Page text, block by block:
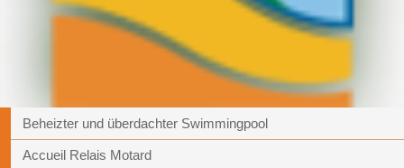
Beheizter und überdachter Swimmingpool
Accueil Relais Motard